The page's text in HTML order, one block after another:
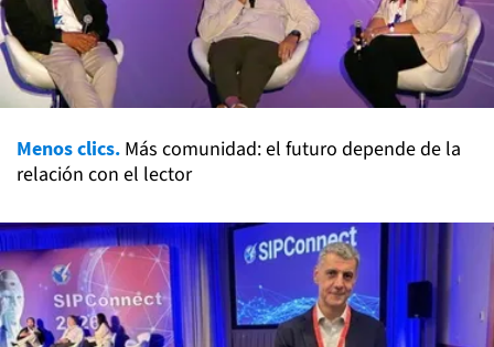
Menos clics. Más comunidad: el futuro depende de la
relación con el lector